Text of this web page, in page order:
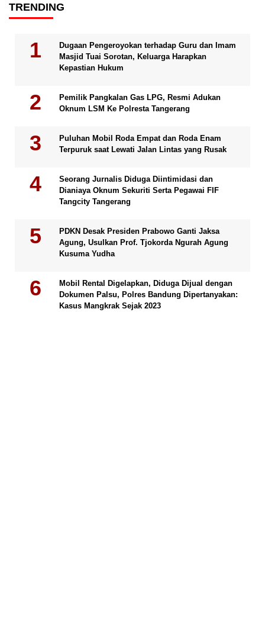
TRENDING
Dugaan Pengeroyokan terhadap Guru dan Imam
Masjid Tuai Sorotan, Keluarga Harapkan
Kepastian Hukum
Pemilik Pangkalan Gas LPG, Resmi Adukan
Oknum LSM Ke Polresta Tangerang
Puluhan Mobil Roda Empat dan Roda Enam
Terpuruk saat Lewati Jalan Lintas yang Rusak
Seorang Jurnalis Diduga Diintimidasi dan
Dianiaya Oknum Sekuriti Serta Pegawai FIF
Tangcity Tangerang
PDKN Desak Presiden Prabowo Ganti Jaksa
Agung, Usulkan Prof. Tjokorda Ngurah Agung
Kusuma Yudha
Mobil Rental Digelapkan, Diduga Dijual dengan
Dokumen Palsu, Polres Bandung Dipertanyakan:
Kasus Mangkrak Sejak 2023